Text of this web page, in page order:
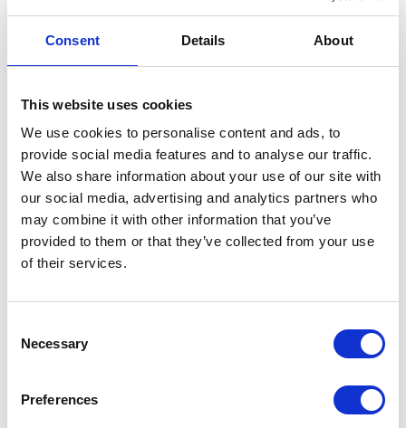
Consent Details About
This website uses cookies
We use cookies to personalise content and ads, to
provide social media features and to analyse our traffic.
We also share information about your use of our site with
our social media, advertising and analytics partners who
may combine it with other information that you’ve
provided to them or that they’ve collected from your use
of their services.
Selection
Necessary
Preferences
KATEGORIE
Aktualności prawne
E-booki
Historie sukcesu front page